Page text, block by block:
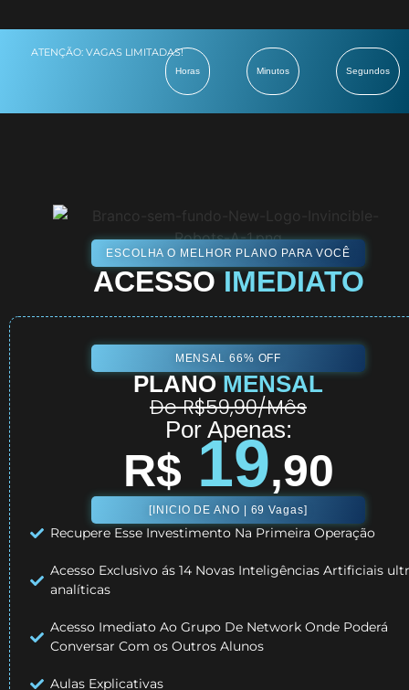
ATENÇÃO: VAGAS LIMITADAS!
Horas Minutos Segundos
ESCOLHA O MELHOR PLANO PARA VOCÊ
ACESSO IMEDIATO
MENSAL 66% OFF
PLANO MENSAL
De R$59,90/Mês
Por Apenas:
R$ 19,90
[INICIO DE ANO | 69 Vagas]
Recupere Esse Investimento Na Primeira Operação
Acesso Exclusivo ás 14 Novas Inteligências Artificiais
analíticas
Acesso Imediato Ao Grupo De Network Onde Poderá
Conversar Com os Outros Alunos
Aulas Explicativas